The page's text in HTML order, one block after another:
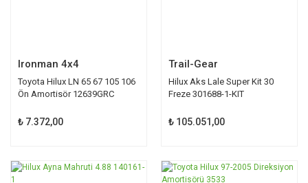
Ironman 4x4
Toyota Hilux LN 65 67 105 106
Ön Amortisör 12639GRC
₺ 7.372,00
Trail-Gear
Hilux Aks Lale Super Kit 30
Freze 301688-1-KIT
₺ 105.051,00